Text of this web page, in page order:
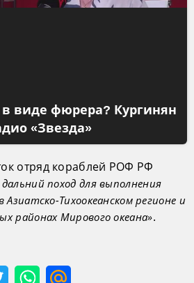
в виде фюрера? Кургинян
«Звезда»
отряд кораблей РОФ РФ
дальний поход для выполнения
Тихоокеанском регионе и
районах Мирового океана».